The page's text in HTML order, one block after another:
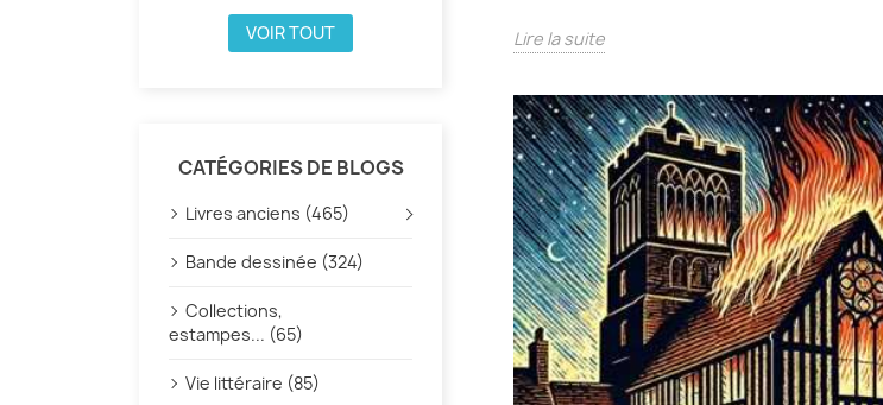
VOIR TOUT
CATÉGORIES DE BLOGS
Livres anciens (465)
Bande dessinée (324)
Collections,
estampes... (65)
Vie littéraire (85)
Lire la suite